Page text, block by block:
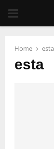
PRIMARY
Home esta
esta